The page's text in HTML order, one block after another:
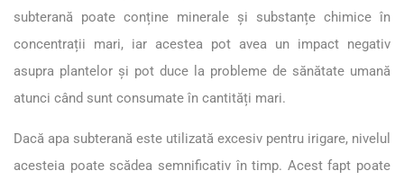
subterană poate conține minerale și substanțe chimice în
concentrații mari, iar acestea pot avea un impact negativ
asupra plantelor și pot duce la probleme de sănătate umană
atunci când sunt consumate în cantități mari.
Dacă apa subterană este utilizată excesiv pentru irigare, nivelul
acesteia poate scădea semnificativ în timp. Acest fapt poate